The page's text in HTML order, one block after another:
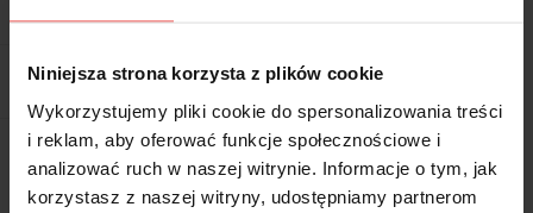
Niniejsza strona korzysta z plików cookie
Wykorzystujemy pliki cookie do spersonalizowania treści
i reklam, aby oferować funkcje społecznościowe i
analizować ruch w naszej witrynie. Informacje o tym, jak
korzystasz z naszej witryny, udostępniamy partnerom
Pobierz produkt do PDF
Wysyłka+2dni (dostawa 0 od 1000zł net.*)